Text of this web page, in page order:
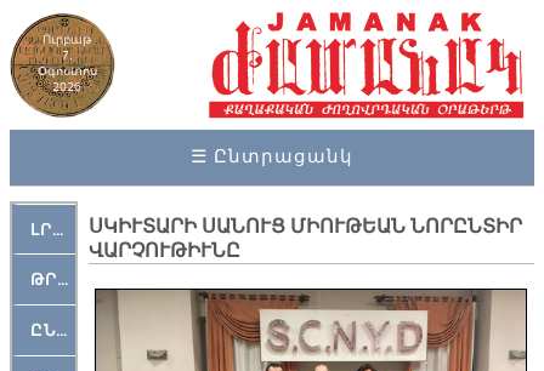
Ուրբաթ
7,
Օգոստոս
2026
☰ Ընտրացանկ
ԼՐԱՀՈՍ
ԹՐՔԱՀԱՅ ԿԵԱՆՔ
ԸՆԿԵՐԱՄՇԱԿՈՒԹԱՅԻՆ
ՍԿԻՒՏԱՐԻ ՍԱՆՈՒՑ ՄԻՈՒԹԵԱՆ ՆՈՐԸՆՏԻՐ
ՎԱՐՉՈՒԹԻՒՆԸ